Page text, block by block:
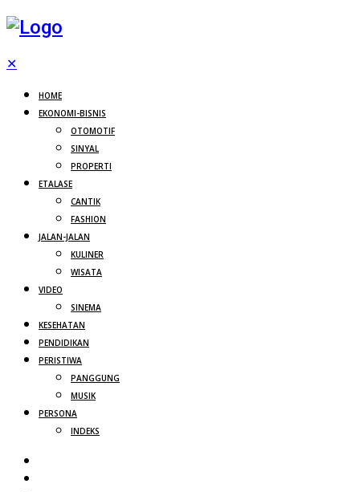
✕
HOME
EKONOMI-BISNIS
OTOMOTIF
SINYAL
PROPERTI
ETALASE
CANTIK
FASHION
JALAN-JALAN
KULINER
WISATA
VIDEO
SINEMA
KESEHATAN
PENDIDIKAN
PERISTIWA
PANGGUNG
MUSIK
PERSONA
INDEKS